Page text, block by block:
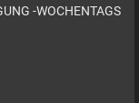
-WOCHENTAGS